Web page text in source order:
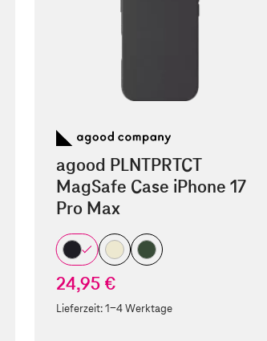
agood PLNTPRTCT
MagSafe Case iPhone 17
Pro Max
24,95 €
Lieferzeit:1-4 Werktage